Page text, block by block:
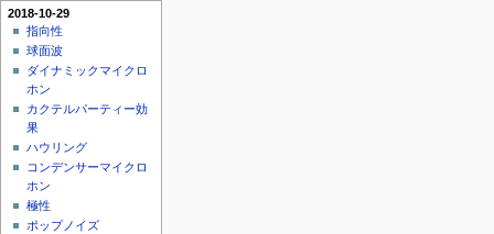
2018-10-29
指向性
球面波
ダイナミックマイクロ
ホン
カクテルパーティー効
果
ハウリング
コンデンサーマイクロ
ホン
極性
ポップノイズ